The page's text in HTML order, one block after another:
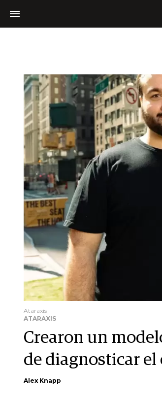
Ataraxis
ATARAXIS
Crearon un
de diagnosticar el
Alex Knapp